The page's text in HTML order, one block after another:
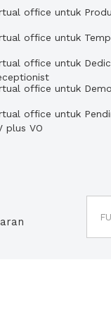
office untuk
office untuk
office untuk
office untuk
office untuk
plus VO